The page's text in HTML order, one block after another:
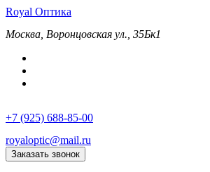
Royal Оптика
Москва, Воронцовская ул., 35Бк1
+7 (925) 688-85-00
royaloptic@mail.ru
Заказать звонок